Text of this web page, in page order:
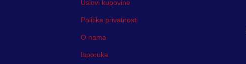
Uslovi kupovine
Politika privatnosti
O nama
Isporuka